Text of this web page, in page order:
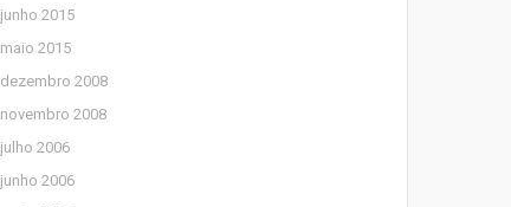
junho 2015
maio 2015
dezembro 2008
novembro 2008
julho 2006
junho 2006